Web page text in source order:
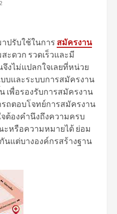
ปรับใช้ในการ สมัครงาน
ะดวก รวดเร็วและมี
งไม่แปลกใจเลยที่หน่วย
บและระบบการสมัครงาน
เพื่อรองรับการสมัครงาน
ถตอบโจทย์การสมัครงาน
ต้องคำนึงถึงความครบ
หรือความหมายได้ ย่อม
แต่บางองค์กรสร้างฐาน